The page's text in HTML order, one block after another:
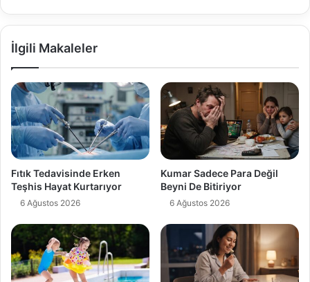
İlgili Makaleler
Fıtık Tedavisinde Erken
Teşhis Hayat Kurtarıyor
6 Ağustos 2026
Kumar Sadece Para Değil
Beyni De Bitiriyor
6 Ağustos 2026